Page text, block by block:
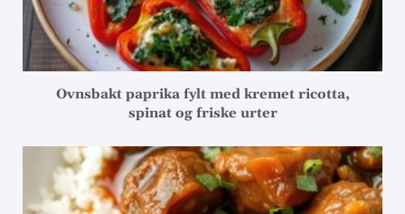
Ovnsbakt paprika fylt med kremet ricotta,
spinat og friske urter